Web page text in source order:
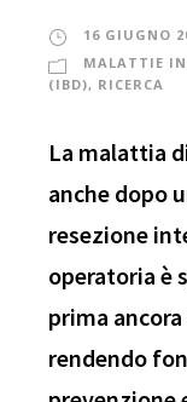
16 GIUGNO
MALATTIE
(IBD), RICERCA
La malattia
anche dopo
resezione
operatoria è
prima
rendendo